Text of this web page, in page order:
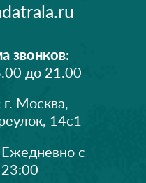
звонков:
до 21.00
г. Москва,
14с1
с